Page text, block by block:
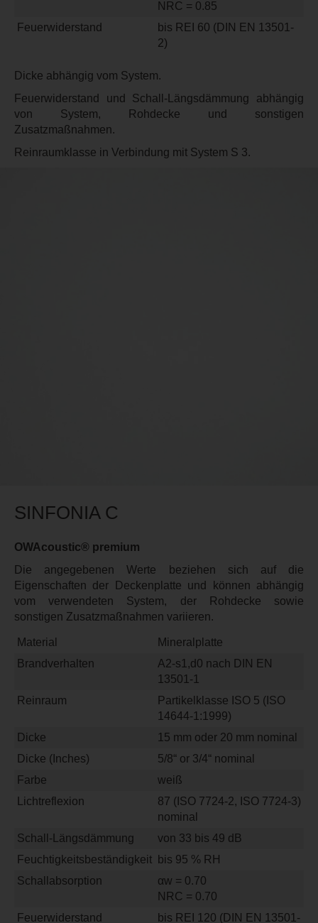
NRC = 0.85
Feuerwiderstand
bis REI 60 (DIN EN 13501-
2)
Dicke abhängig vom System.
Feuerwiderstand und Schall-Längsdämmung abhängig
von System, Rohdecke und sonstigen
Zusatzmaßnahmen.
Reinraumklasse in Verbindung mit System S 3.
SINFONIA C
OWAcoustic® premium
Die angegebenen Werte beziehen sich auf die
Eigenschaften der Deckenplatte und können abhängig
vom verwendeten System, der Rohdecke sowie
sonstigen Zusatzmaßnahmen variieren.
Material
Mineralplatte
Brandverhalten
A2-s1,d0 nach DIN EN
13501-1
Reinraum
Partikelklasse ISO 5 (ISO
14644-1:1999)
Dicke
15 mm oder 20 mm nominal
Dicke (Inches)
5/8“ or 3/4“ nominal
Farbe
weiß
Lichtreflexion
87 (ISO 7724-2, ISO 7724-3)
nominal
Schall-Längsdämmung
von 33 bis 49 dB
Feuchtigkeitsbeständigkeit
bis 95 % RH
Schallabsorption
αw = 0.70
NRC = 0.70
Feuerwiderstand
bis REI 120 (DIN EN 13501-